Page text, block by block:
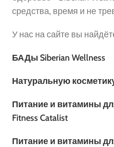
средства, время и не
У нас на сайте вы
БАДы Siberian Wellness
Натуральную
Питание и витамины
Fitness Catalist
Питание и витамины